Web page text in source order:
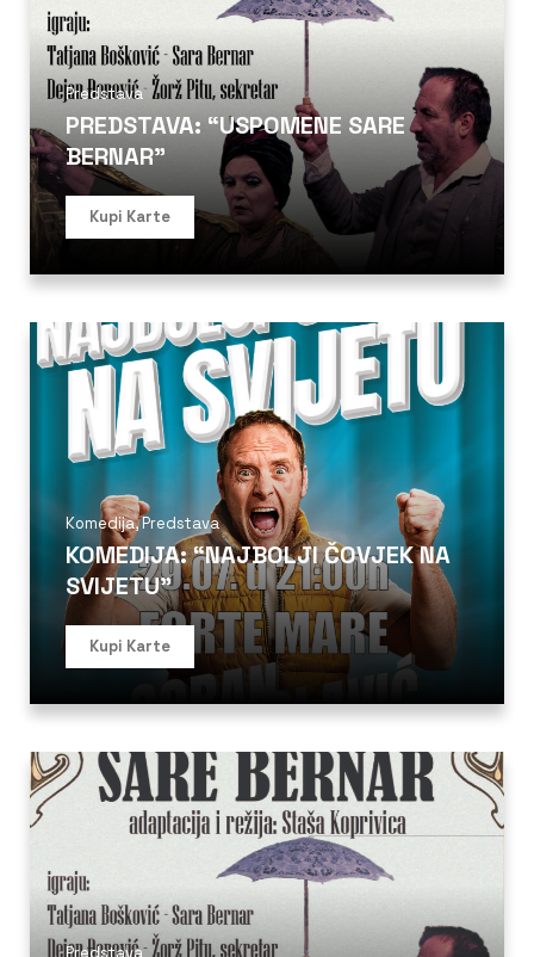
Predstava
PREDSTAVA: “USPOMENE SARE
BERNAR”
Kupi Karte
Komedija,Predstava
KOMEDIJA: “NAJBOLJI ČOVJEK NA
SVIJETU”
Kupi Karte
Predstava